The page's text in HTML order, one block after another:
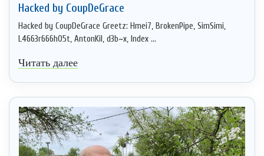
Hacked by CoupDeGrace
Hacked by CoupDeGrace Greetz: Hmei7, BrokenPipe, SimSimi,
L4663r666h05t, AntonKil, d3b~x, Index ...
Читать далее